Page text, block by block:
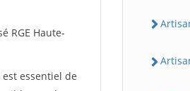
RGE Haute-
essentiel de